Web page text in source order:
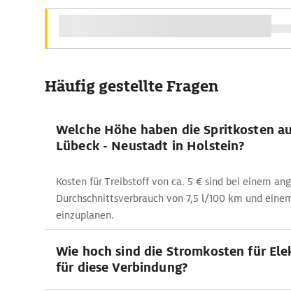
Häufig gestellte Fragen
Welche Höhe haben die Spritkosten
Lübeck - Neustadt in Holstein?
Kosten für Treibstoff von ca. 5 € sind bei einem
Durchschnittsverbrauch von 7,5 l/100 km und
einzuplanen.
Wie hoch sind die Stromkosten für
für diese Verbindung?